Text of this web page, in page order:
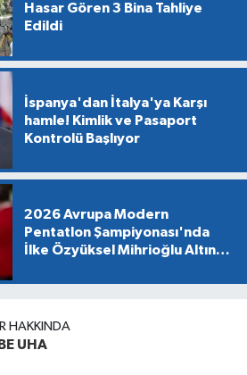
Hasar Gören 3 Bina Tahliye
Edildi
İspanya'dan İtalya'ya Karşı
hamle! Kimlik ve Pasaport
Kontrolü Başlıyor
2026 Avrupa Modern
Pentatlon Şampiyonası'nda
İlke Özyüksel Mihrioğlu Altın
HAKKINDA
UHA